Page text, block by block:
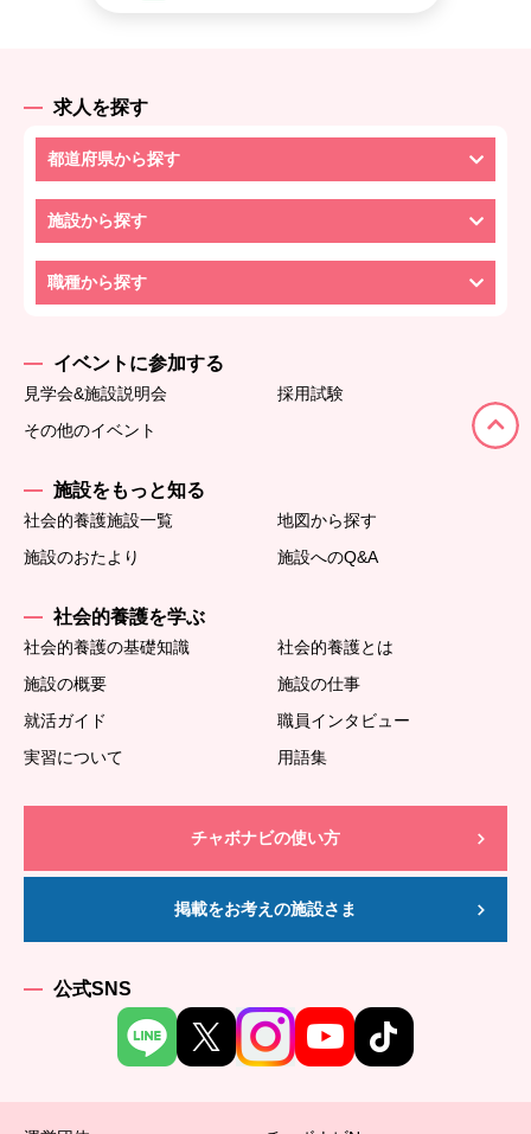
求人を探す
都道府県から探す
施設から探す
職種から探す
イベントに参加する
見学会&施設説明会
採用試験
その他のイベント
施設をもっと知る
社会的養護施設一覧
地図から探す
施設のおたより
施設へのQ&A
社会的養護を学ぶ
社会的養護の基礎知識
社会的養護とは
施設の概要
施設の仕事
就活ガイド
職員インタビュー
実習について
用語集
チャボナビの使い方
掲載をお考えの施設さま
公式SNS